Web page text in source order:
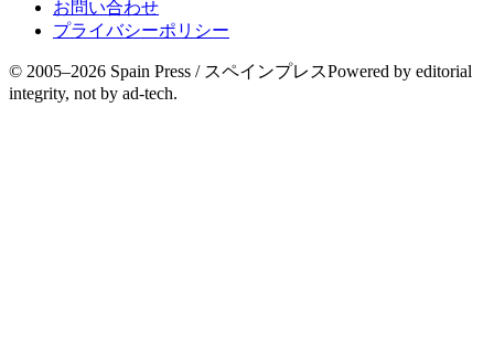
お問い合わせ
プライバシーポリシー
© 2005–2026 Spain Press / スペインプレスPowered by editorial
integrity, not by ad-tech.